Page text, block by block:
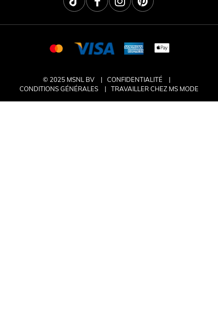
© 2025 MSNL BV
CONFIDENTIALITÉ
CONDITIONS GÉNÉRALES
TRAVAILLER CHEZ MS MODE